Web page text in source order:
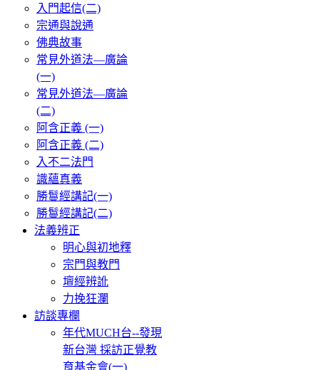
入門起信(二)
宗通與說通
佛典故事
常見外道法—廣論
(一)
常見外道法—廣論
(二)
阿含正義 (一)
阿含正義 (二)
入不二法門
識蘊真義
勝鬘經講記(一)
勝鬘經講記(二)
法義辨正
明心與初地釋
宗門與教門
壇經辨訛
力挽狂瀾
訪談專欄
年代MUCH台--發現
新台灣 採訪正覺教
育基金會(一)